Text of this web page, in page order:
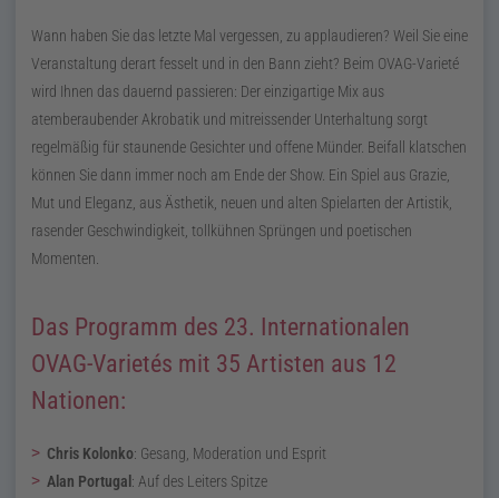
Wann haben Sie das letzte Mal vergessen, zu applaudieren? Weil Sie eine
Veranstaltung derart fesselt und in den Bann zieht? Beim OVAG-Varieté
wird Ihnen das dauernd passieren: Der einzigartige Mix aus
atemberaubender Akrobatik und mitreissender Unterhaltung sorgt
regelmäßig für staunende Gesichter und offene Münder. Beifall klatschen
können Sie dann immer noch am Ende der Show. Ein Spiel aus Grazie,
Mut und Eleganz, aus Ästhetik, neuen und alten Spielarten der Artistik,
rasender Geschwindigkeit, tollkühnen Sprüngen und poetischen
Momenten.
Das Programm des 23. Internationalen
OVAG-Varietés mit 35 Artisten aus 12
Nationen:
Chris Kolonko: Gesang, Moderation und Esprit
Alan Portugal : Auf des Leiters Spitze